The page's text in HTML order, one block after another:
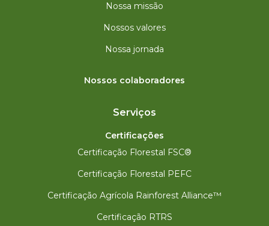
Nossa missão
Nossos valores
Nossa jornada
Nossos colaboradores
Serviços
Certificações
Certificação Florestal FSC®
Certificação Florestal PEFC
Certificação Agrícola Rainforest Alliance™
Certificação RTRS